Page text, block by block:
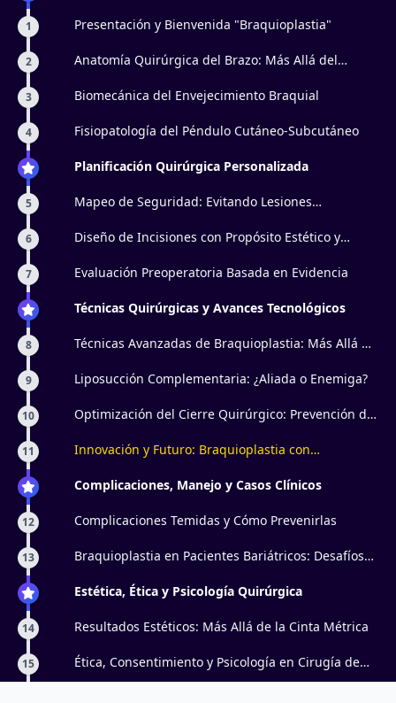
1 Presentación y Bienvenida "Braquioplastia"
2
Anatomía Quirúrgica del Brazo: Más Allá del
3 Biomecánica del Envejecimiento Braquial
4 Fisiopatología del Péndulo Cutáneo-Subcutáneo
Planificación Quirúrgica Personalizada
5
Mapeo de Seguridad: Evitando Lesiones
6
Diseño de Incisiones con Propósito Estético y
7 Evaluación Preoperatoria Basada en Evidencia
Técnicas Quirúrgicas y Avances Tecnológicos
8
Técnicas Avanzadas de Braquioplastia: Más Allá de
9 Liposucción Complementaria: ¿Aliada o Enemiga?
10
Optimización del Cierre Quirúrgico: Prevención de
11
Innovación y Futuro: Braquioplastia con
Complicaciones, Manejo y Casos Clínicos
12 Complicaciones Temidas y Cómo Prevenirlas
13
Braquioplastia en Pacientes Bariátricos: Desafíos
Estética, Ética y Psicología Quirúrgica
14 Resultados Estéticos: Más Allá de la Cinta Métrica
15
Ética, Consentimiento y Psicología en Cirugía de
Contorno Corporal